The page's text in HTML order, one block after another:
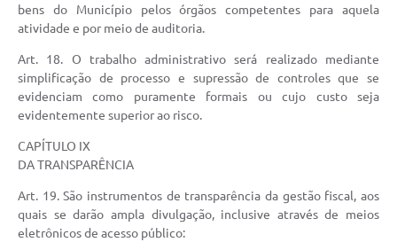
bens do Município pelos órgãos competentes para aquela
atividade e por meio de auditoria.
Art. 18. O trabalho administrativo será realizado mediante
simplificação de processo e supressão de controles que se
evidenciam como puramente formais ou cujo custo seja
evidentemente superior ao risco.
CAPÍTULO IX
DA TRANSPARÊNCIA
Art. 19. São instrumentos de transparência da gestão fiscal, aos
quais se darão ampla divulgação, inclusive através de meios
eletrônicos de acesso público: